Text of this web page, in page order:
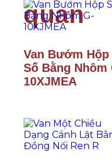
Van Bướm Hộp
Số Bằng Nhôm
10XJMEA